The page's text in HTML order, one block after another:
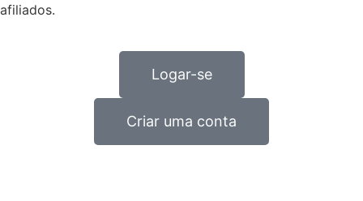
afiliados.
Logar-se
Criar uma conta